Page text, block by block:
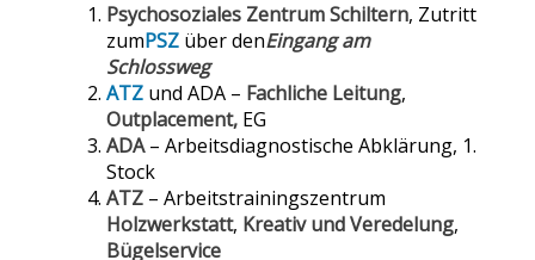
Psychosoziales Zentrum Schiltern, Zutritt
zumPSZ über denEingang am
Schlossweg
ATZ und ADA – Fachliche Leitung,
Outplacement, EG
ADA– Arbeitsdiagnostische Abklärung, 1.
Stock
ATZ – Arbeitstrainingszentrum
Holzwerkstatt, Kreativ und Veredelung,
Bügelservice